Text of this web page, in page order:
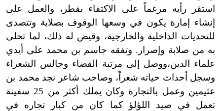
استقر رأيه مرغماً على الاكتفاء بقطر، والعمل على
إنشاء إمارة يكون في وسعها الوقوف بصلابة وتتصدى
للتحديات الداخلية والخارجية، وقيض له ذلك، لما تحلى
به من صلابة وإصرار. وتفقه جاسم بن محمد على أيدي
علماء الدين،ووصل إلى مرتبة القضاء وجالس الشعراء
وسجل أحداث حياته شعراً، وصاحب شاعر نجد محمد بن
عثيمين وعمل بالتجارة وكان يملك أكثر من 25 سفينة
تعمل في صيد اللؤلؤ كما كان من كبار تجاره في